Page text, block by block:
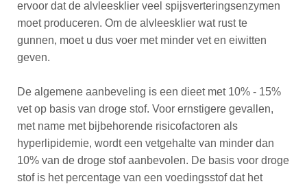
ervoor dat de alvleesklier veel spijsverteringsenzymen
moet produceren. Om de alvleesklier wat rust te
gunnen, moet u dus voer met minder vet en eiwitten
geven.
De algemene aanbeveling is een dieet met 10% - 15%
vet op basis van droge stof. Voor ernstigere gevallen,
met name met bijbehorende risicofactoren als
hyperlipidemie, wordt een vetgehalte van minder dan
10% van de droge stof aanbevolen. De basis voor droge
stof is het percentage van een voedingsstof dat het